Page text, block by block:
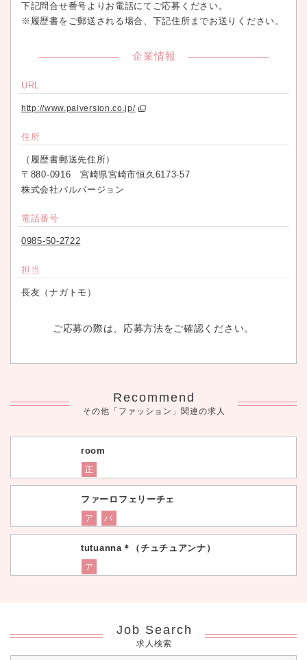
下記問合せ番号よりお電話にてご応募ください。
※履歴書をご郵送される場合、下記住所までお送りください。
企業情報
URL
http://www.palversion.co.jp/
住所
（履歴書郵送先住所）
〒880-0916 宮崎県宮崎市恒久6173-57
株式会社パルバージョン
電話番号
0985-50-2722
担当
長友（ナガトモ）
ご応募の際は、応募方法をご確認ください。
Recommend
その他「ファッション」関連の求人
room
正
ファーロフェリーチェ
ア パ
tutuanna＊（チュチュアンナ）
ア
Job Search
求人検索